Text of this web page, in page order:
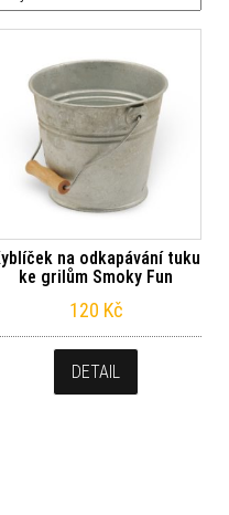
na odkapávání tuku
ke grilům Smoky Fun
120 Kč
DETAIL